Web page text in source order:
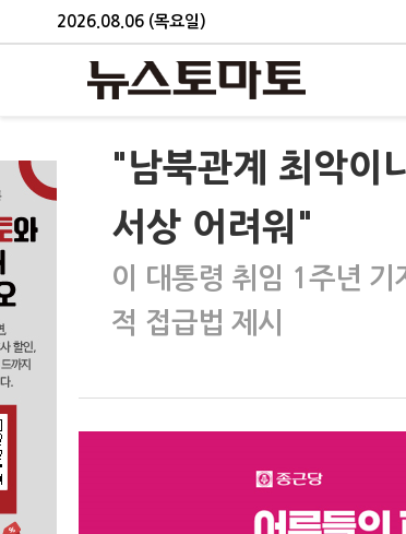
2026.08.06 (목요일)
"남북관계 최악이
서상 어려워"
이 대통령 취임 1주년
적 접급법 제시